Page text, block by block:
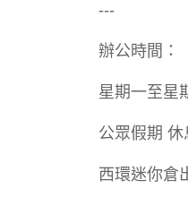
---
辦公時間：
星期一至星
公眾假期 休
西環迷你倉